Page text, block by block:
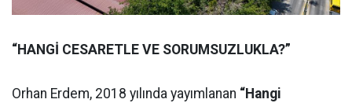
“HANGİ CESARETLE VE SORUMSUZLUKLA?”
Orhan Erdem, 2018 yılında yayımlanan “Hangi